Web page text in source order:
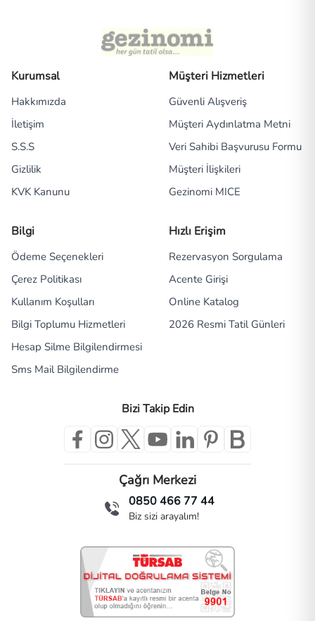
Kurumsal
Hakkımızda
İletişim
S.S.S
Gizlilik
KVK Kanunu
Müşteri Hizmetleri
Güvenli Alışveriş
Müşteri Aydınlatma Metni
Veri Sahibi Başvurusu Formu
Müşteri İlişkileri
Gezinomi MICE
Bilgi
Ödeme Seçenekleri
Çerez Politikası
Kullanım Koşulları
Bilgi Toplumu Hizmetleri
Hesap Silme Bilgilendirmesi
Sms Mail Bilgilendirme
Hızlı Erişim
Rezervasyon Sorgulama
Acente Girişi
Online Katalog
2026 Resmi Tatil Günleri
Bizi Takip Edin
Çağrı Merkezi
0850 466 77 44
Biz sizi arayalım!